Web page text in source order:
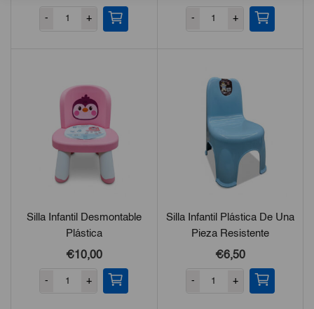
- + - +
Silla Infantil Desmontable
Plástica
€10,00
- +
Silla Infantil Plástica De Una
Pieza Resistente
€6,50
- +